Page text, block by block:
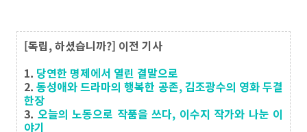
[독립, 하셨습니까?] 이전 기사
1. 당연한 명제에서 열린 결말으로
2.동성애와 드라마의 행복한 공존, 김조광수의 영화 두결
한장
3. 오늘의 노동으로 작품을 쓰다, 이수지 작가와 나눈 이
야기